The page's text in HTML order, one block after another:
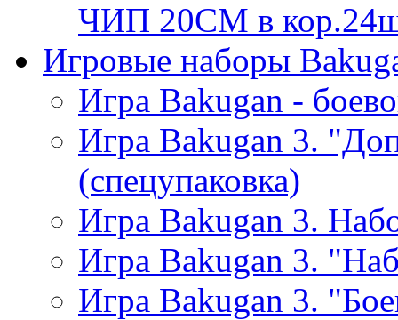
ЧИП 20СМ в
Игровые наборы
Игра Bakugan -
Игра Bakugan 3.
(спецупаковка)
Игра Bakugan 3.
Игра Bakugan 3.
Игра Bakugan 3.